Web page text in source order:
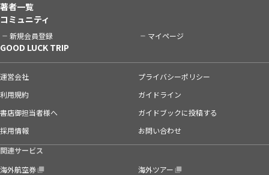
著者一覧
コミュニティ
新規会員登録 マイページ
GOOD LUCK TRIP
運営会社
プライバシーポリシー
利用規約
ガイドライン
書店御担当者様へ
ガイドブックに投稿する
採用情報
お問い合わせ
関連サービス
海外航空券
海外ツアー